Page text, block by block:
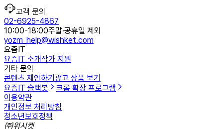
고객 문의
02-6925-4867
10:00-18:00주말·공휴일 제외
yozm_help@wishket.com
요즘IT
요즘IT 소개작가 지원
기타 문의
콘텐츠 제안하기 광고 상품 보기
요즘IT 슬랙봇
크롬 확장 프로그램
이용약관
개인정보 처리방침
청소년보호정책
㈜위시켓